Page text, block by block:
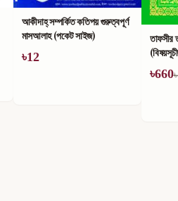
আকীদাহ্ সম্পর্কিত কতিপয় গুরুত্বপূর্ণ
মাসআলাহ (পকেট সাইজ)
৳12
৳660৳